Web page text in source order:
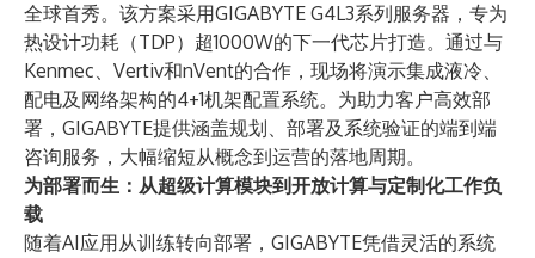
全球首秀。该方案采用GIGABYTE G4L3系列服务器，专为
热设计功耗（TDP）超1000W的下一代芯片打造。通过与
Kenmec、Vertiv和nVent的合作，现场将演示集成液冷、
配电及网络架构的4+1机架配置系统。为助力客户高效部
署，GIGABYTE提供涵盖规划、部署及系统验证的端到端
咨询服务，大幅缩短从概念到运营的落地周期。
为部署而生：从超级计算模块到开放计算与定制化工作负
载
随着AI应用从训练转向部署，GIGABYTE凭借灵活的系统